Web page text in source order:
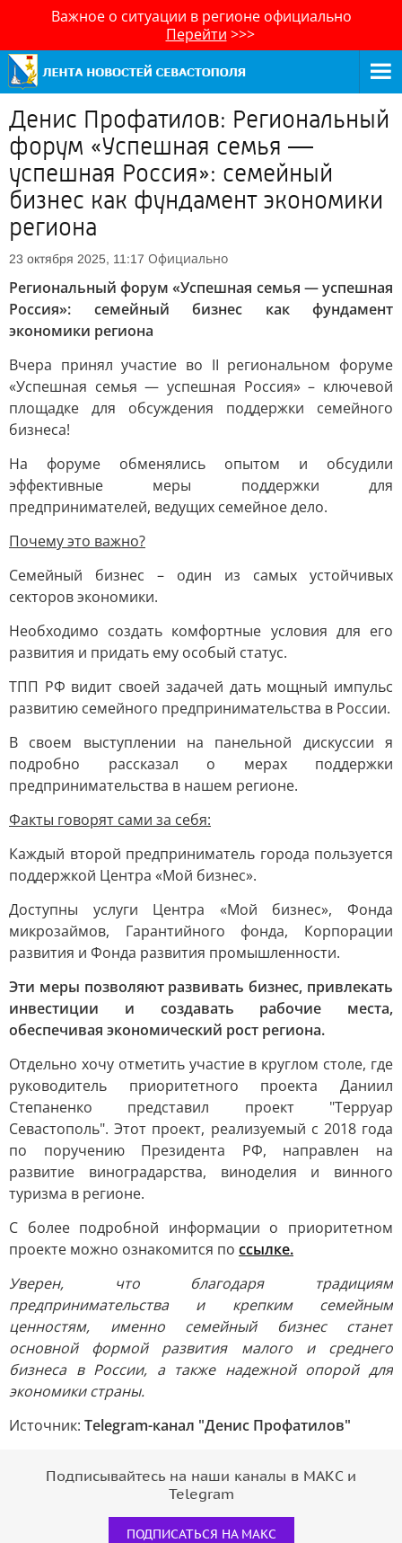
Важное о ситуации в регионе официально
Перейти >>>
Денис Профатилов: Региональный
форум «Успешная семья —
успешная Россия»: семейный
бизнес как фундамент экономики
региона
23 октября 2025, 11:17 Официально
Региональный форум «Успешная семья — успешная
Россия»: семейный бизнес как фундамент
экономики региона
Вчера принял участие во II региональном форуме
«Успешная семья — успешная Россия» – ключевой
площадке для обсуждения поддержки семейного
бизнеса!
На форуме обменялись опытом и обсудили
эффективные меры поддержки для
предпринимателей, ведущих семейное дело.
Почему это важно?
Семейный бизнес – один из самых устойчивых
секторов экономики.
Необходимо создать комфортные условия для его
развития и придать ему особый статус.
ТПП РФ видит своей задачей дать мощный импульс
развитию семейного предпринимательства в России.
В своем выступлении на панельной дискуссии я
подробно рассказал о мерах поддержки
предпринимательства в нашем регионе.
Факты говорят сами за себя:
Каждый второй предприниматель города пользуется
поддержкой Центра «Мой бизнес».
Доступны услуги Центра «Мой бизнес», Фонда
микрозаймов, Гарантийного фонда, Корпорации
развития и Фонда развития промышленности.
Эти меры позволяют развивать бизнес, привлекать
инвестиции и создавать рабочие места,
обеспечивая экономический рост региона.
Отдельно хочу отметить участие в круглом столе, где
руководитель приоритетного проекта Даниил
Степаненко представил проект "Терруар
Севастополь". Этот проект, реализуемый с 2018 года
по поручению Президента РФ, направлен на
развитие виноградарства, виноделия и винного
туризма в регионе.
С более подробной информации о приоритетном
проекте можно ознакомится по ссылке.
Уверен, что благодаря традициям
предпринимательства и крепким семейным
ценностям, именно семейный бизнес станет
основной формой развития малого и среднего
бизнеса в России, а также надежной опорой для
экономики страны.
Источник: Telegram-канал "Денис Профатилов"
Подписывайтесь на наши каналы в МАКС и
Telegram
ПОДПИСАТЬСЯ НА МАКС